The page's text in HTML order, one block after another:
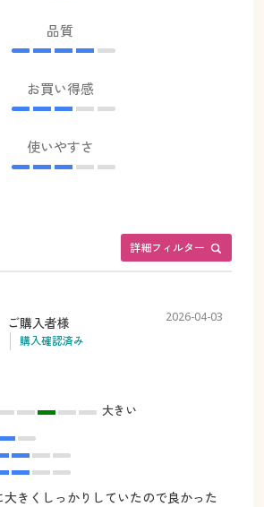
品質
お買い得感
使いやすさ
詳細フィルター
ご購入者様
購入確認済み
2026-04-03
大きい
きくしっかりしていたので良かった